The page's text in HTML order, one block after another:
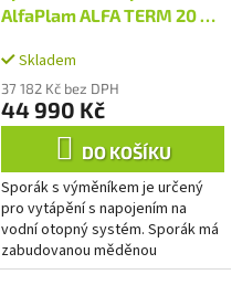
M
AlfaPlam ALFA TERM 20 s
Skladem
37 182 Kč bez DPH
44 990 Kč
DO KOŠÍKU
Sporák s výměníkem je určený
pro vytápění s napojením na
vodní otopný systém. Sporák má
zabudovanou měděnou
ochlazovací smyčku, která